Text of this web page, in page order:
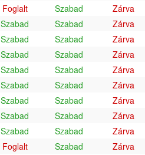
Foglalt Szabad
Zárva
Szabad Szabad
Zárva
Szabad Szabad
Zárva
Szabad Szabad
Zárva
Szabad Szabad
Zárva
Szabad Szabad
Zárva
Szabad Szabad
Zárva
Szabad Szabad
Zárva
Szabad Szabad
Zárva
Foglalt Szabad
Zárva